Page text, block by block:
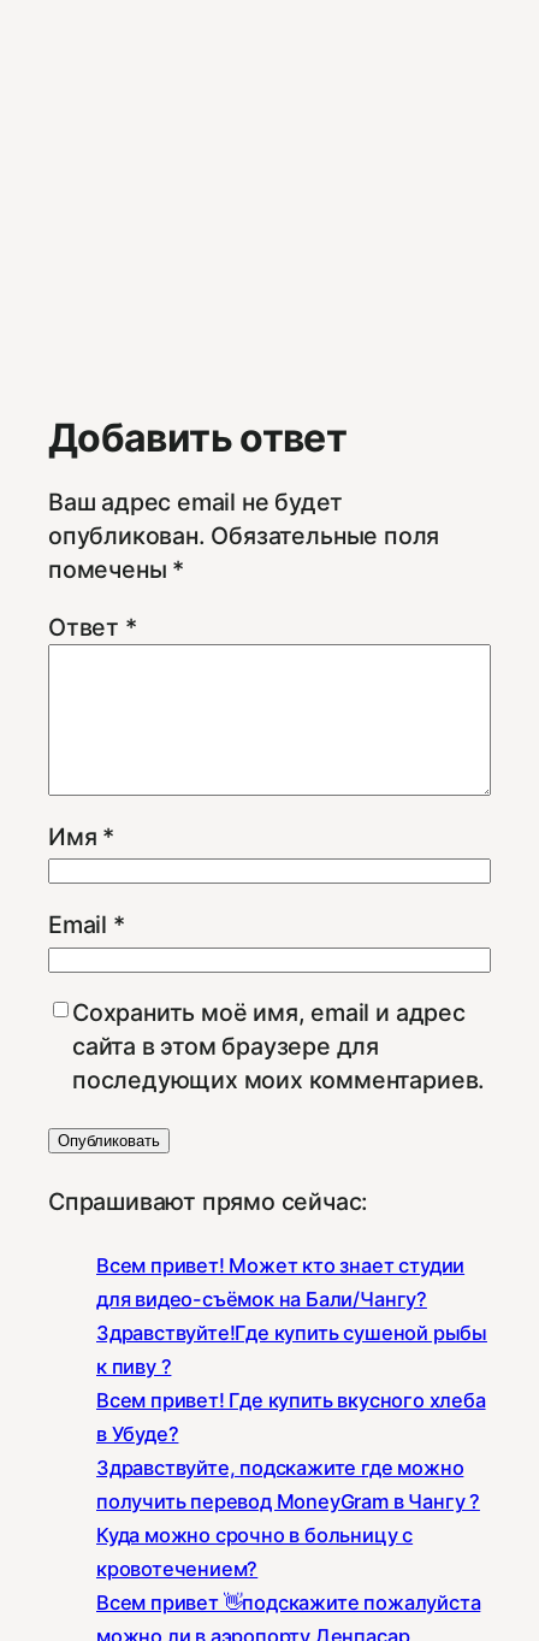
Добавить ответ
Ваш адрес email не будет
опубликован. Обязательные поля
помечены *
Ответ *
Имя *
Email *
Сохранить моё имя, email и адрес
сайта в этом браузере для
последующих моих комментариев.
Спрашивают прямо сейчас:
Всем привет! Может кто знает студии
для видео-съёмок на Бали/Чангу?
Здравствуйте!Где купить сушеной рыбы
к пиву ?
Всем привет! Где купить вкусного хлеба
в Убуде?
Здравствуйте, подскажите где можно
получить перевод MoneyGram в Чангу ?
Куда можно срочно в больницу с
кровотечением?
Всем привет 👋подскажите пожалуйста